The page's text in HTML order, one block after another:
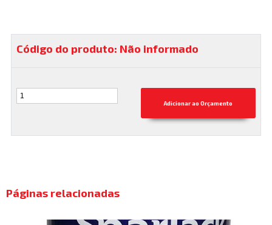
Código do produto: Não informado
Páginas relacionadas